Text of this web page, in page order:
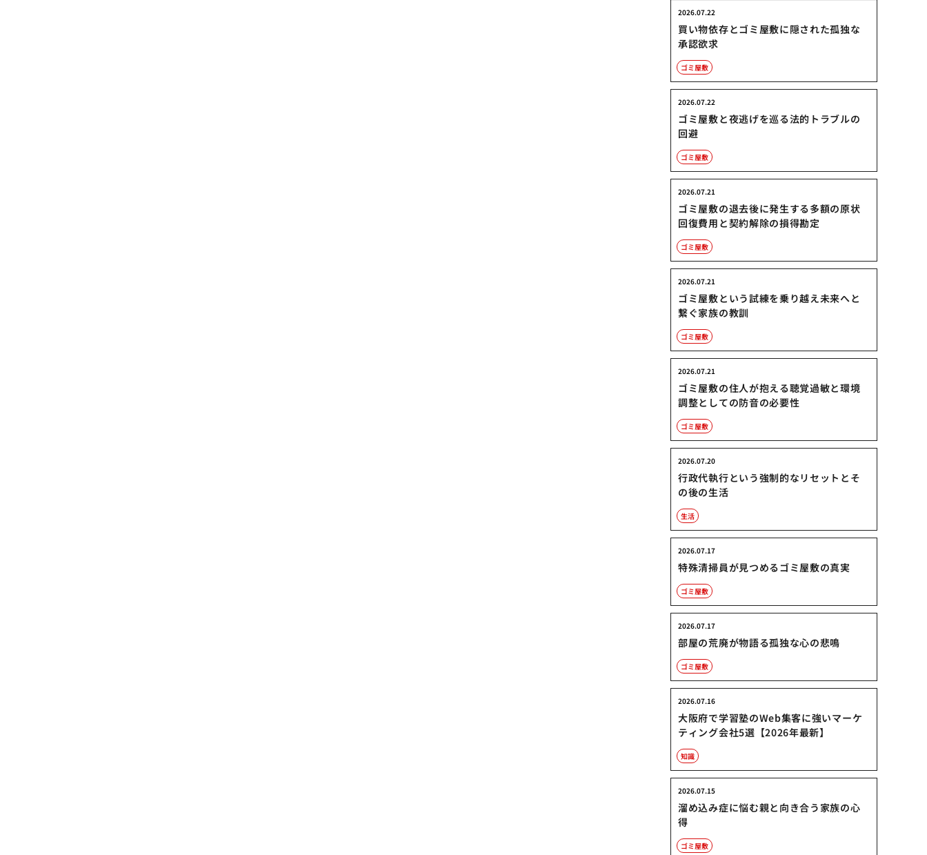
買い物依存とゴミ屋敷に隠された孤独な
承認欲求
2026.07.22
ゴミ屋敷
ゴミ屋敷と夜逃げを巡る法的トラブルの
回避
2026.07.22
ゴミ屋敷
ゴミ屋敷の退去後に発生する多額の原状
回復費用と契約解除の損得勘定
2026.07.21
ゴミ屋敷
ゴミ屋敷という試練を乗り越え未来へと
繋ぐ家族の教訓
2026.07.21
ゴミ屋敷
ゴミ屋敷の住人が抱える聴覚過敏と環境
調整としての防音の必要性
2026.07.21
ゴミ屋敷
行政代執行という強制的なリセットとそ
の後の生活
2026.07.20
生活
特殊清掃員が見つめるゴミ屋敷の真実
2026.07.17
ゴミ屋敷
部屋の荒廃が物語る孤独な心の悲鳴
2026.07.17
ゴミ屋敷
大阪府で学習塾のWeb集客に強いマーケ
ティング会社5選【2026年最新】
2026.07.16
知識
溜め込み症に悩む親と向き合う家族の心
得
2026.07.15
ゴミ屋敷